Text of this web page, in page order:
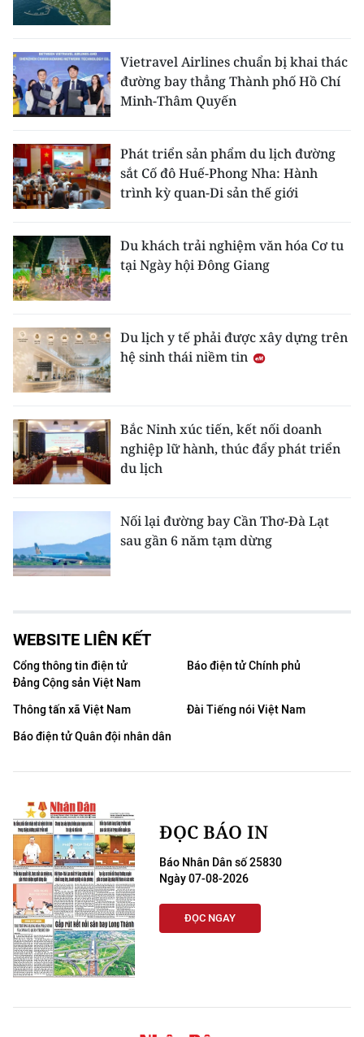
Vietravel Airlines chuẩn bị khai thác
đường bay thẳng Thành phố Hồ Chí
Minh-Thâm Quyến
Phát triển sản phẩm du lịch đường
sắt Cố đô Huế-Phong Nha: Hành
trình kỳ quan-Di sản thế giới
Du khách trải nghiệm văn hóa Cơ tu
tại Ngày hội Đông Giang
Du lịch y tế phải được xây dựng trên
hệ sinh thái niềm tin
Bắc Ninh xúc tiến, kết nối doanh
nghiệp lữ hành, thúc đẩy phát triển
du lịch
Nối lại đường bay Cần Thơ-Đà Lạt
sau gần 6 năm tạm dừng
WEBSITE LIÊN KẾT
Cổng thông tin điện tử
Đảng Cộng sản Việt Nam
Báo điện tử Chính phủ
Thông tấn xã Việt Nam
Đài Tiếng nói Việt Nam
Báo điện tử Quân đội nhân dân
ĐỌC BÁO IN
Báo Nhân Dân số 25830
Ngày 07-08-2026
ĐỌC NGAY